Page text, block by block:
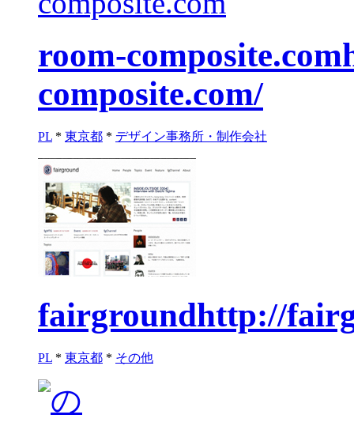
room-composite.com
composite.com/
PL * 東京都 * デザイン事務所・制作会社
fairgroundhttp://
PL * 東京都 * その他